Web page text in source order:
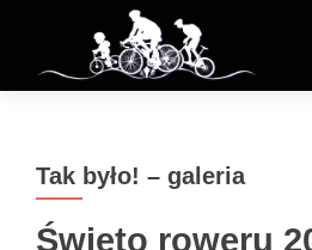
Tak było! – galeria
Święto roweru